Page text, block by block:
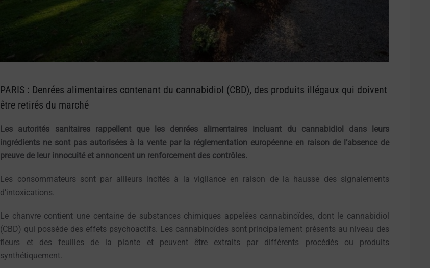
PARIS : Denrées alimentaires contenant du cannabidiol (CBD), des produits illégaux qui doivent
être retirés du marché
Les autorités sanitaires rappellent que les denrées alimentaires incluant du cannabidiol dans leurs
ingrédients ne sont pas autorisées à la vente par la réglementation européenne en raison de l’absence de
preuve de leur innocuité et annoncent un renforcement des contrôles.
Les consommateurs sont par ailleurs incités à la vigilance en raison de la hausse des signalements
d’intoxications.
Le chanvre contient une centaine de substances chimiques appelées cannabinoïdes, dont le cannabidiol
(CBD) qui possède des effets psychoactifs. Les cannabinoïdes sont principalement présents au niveau des
fleurs et des feuilles de la plante et peuvent être extraits par différents procédés ou produits
synthétiquement.